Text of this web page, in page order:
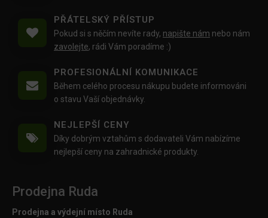
PŘÁTELSKÝ PŘÍSTUP
Pokud si s něčím nevíte rady, napište nám nebo nám
zavolejte, rádi Vám poradíme :)
PROFESIONÁLNÍ KOMUNIKACE
Během celého procesu nákupu budete informováni
o stavu Vaší objednávky.
NEJLEPŠÍ CENY
Díky dobrým vztahům s dodavateli Vám nabízíme
nejlepší ceny na zahradnické produkty.
Prodejna Ruda
Prodejna a výdejní místo Ruda